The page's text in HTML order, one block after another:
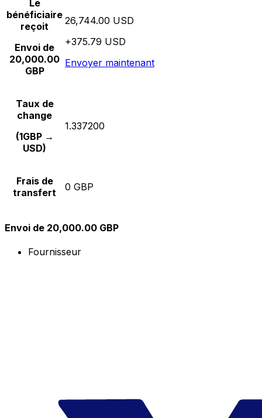
Le
bénéficiaire
reçoit
Envoi de
20,000.00
GBP
26,744.00 USD
+375.79 USD
Envoyer maintenant
Taux de
change
(1GBP →
USD)
1.337200
Frais de
transfert
0 GBP
Envoi de 20,000.00 GBP
Fournisseur